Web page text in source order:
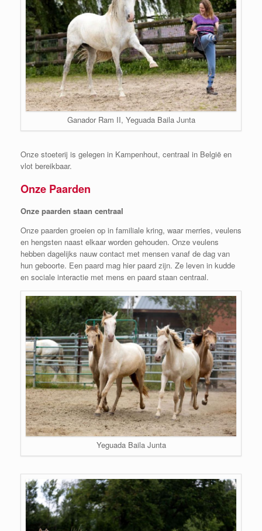
Ganador Ram II, Yeguada Baila Junta
Onze stoeterij is gelegen in Kampenhout, centraal in België en
vlot bereikbaar.
Onze Paarden
Onze paarden staan centraal
Onze paarden groeien op in familiale kring, waar merries, veulens
en hengsten naast elkaar worden gehouden. Onze veulens
hebben dagelijks nauw contact met mensen vanaf de dag van
hun geboorte. Een paard mag hier paard zijn. Ze leven in kudde
en sociale interactie met mens en paard staan centraal.
Yeguada Baila Junta